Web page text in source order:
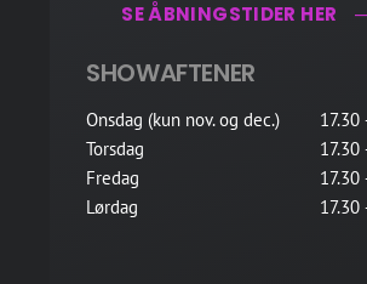
SE ÅBNINGSTIDER HER
SHOWAFTENER
Onsdag (kun nov. og dec.)
17.30
Torsdag
17.30
Fredag
17.30
Lørdag
17.30